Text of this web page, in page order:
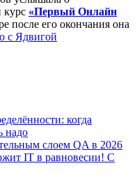
курс «Первый Онлайн
после его окончания она
с Ядвигой
когда
надо
слоем QA в 2026
IT в равновесии! С